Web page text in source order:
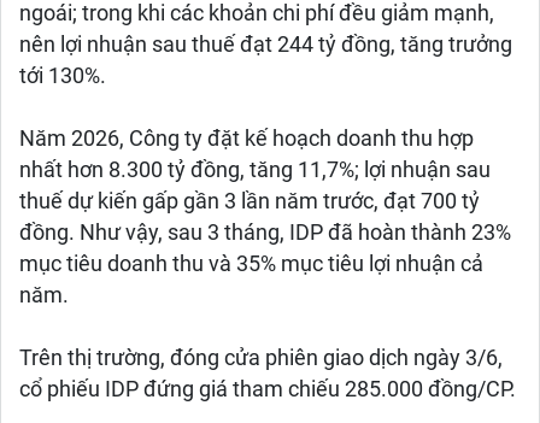
ngoái; trong khi các khoản chi phí đều giảm mạnh,
nên lợi nhuận sau thuế đạt 244 tỷ đồng, tăng trưởng
tới 130%.
Năm 2026, Công ty đặt kế hoạch doanh thu hợp
nhất hơn 8.300 tỷ đồng, tăng 11,7%; lợi nhuận sau
thuế dự kiến gấp gần 3 lần năm trước, đạt 700 tỷ
đồng. Như vậy, sau 3 tháng, IDP đã hoàn thành 23%
mục tiêu doanh thu và 35% mục tiêu lợi nhuận cả
năm.
Trên thị trường, đóng cửa phiên giao dịch ngày 3/6,
cổ phiếu IDP đứng giá tham chiếu 285.000 đồng/CP.